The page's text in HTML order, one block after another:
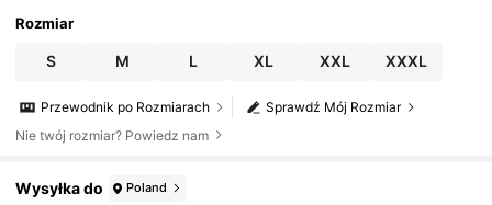
Rozmiar
S M L XL XXL XXXL
Sprawdź Mój Rozmiar
Przewodnik po Rozmiarach
Nie twój rozmiar? Powiedz nam
Wysyłka do Poland